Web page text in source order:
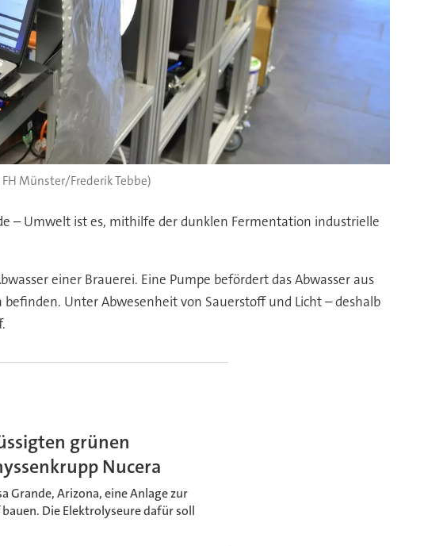
Münster/Frederik Tebbe)
– Umwelt ist es, mithilfe der dunklen Fermentation industrielle
einer Brauerei. Eine Pumpe befördert das Abwasser aus
Unter Abwesenheit von Sauerstoff und Licht – deshalb
grünen
Nucera
Grande, Arizona, eine Anlage zur
Die Elektrolyseure dafür soll